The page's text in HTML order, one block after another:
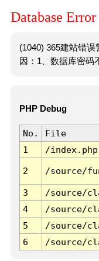
Database Error
(1040) 365建站错
因：1、数据库密码
PHP Debug
No. File
1
/index.php
2 /source/
3 /source/
4
/source/
5
/source/
6
/source/